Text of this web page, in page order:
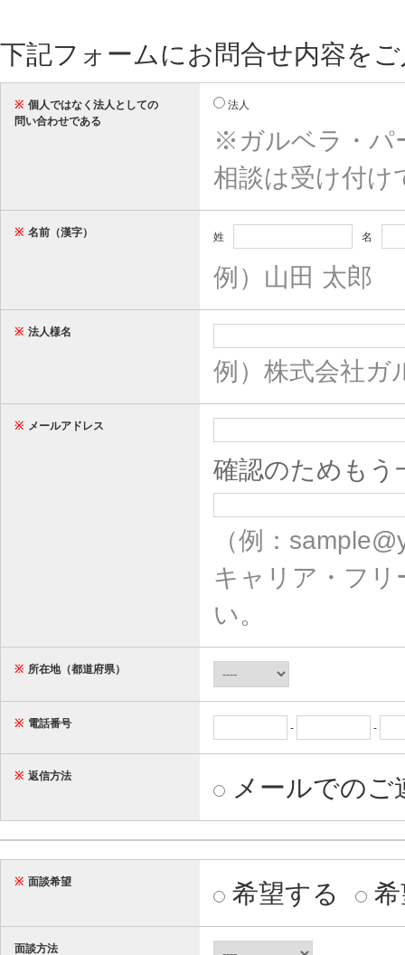
下記フォームにお問合せ内容を
※ 個人ではなく法人としての
問い合わせである
法人
※ガルベラ・パ
相談は受け付け
※ 名前（漢字） 姓 名
例）山田 太郎
※ 法人様名
例）株式会社ガ
※ メールアドレス
確認のためもう
（例：
キャリア・フ
い。
※ 所在地（都道府県）
※ 電話番号 - -
※ 返信方法 メールでのご
※ 面談希望 希望する
面談方法